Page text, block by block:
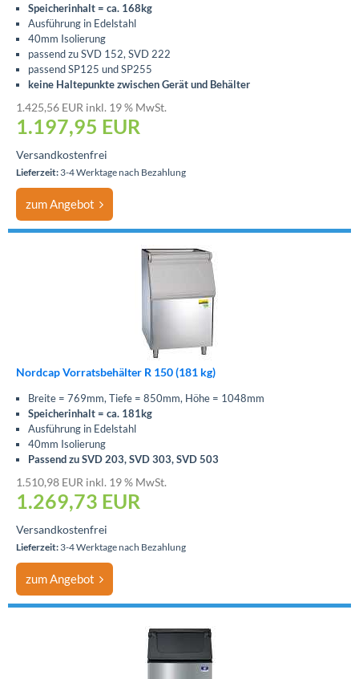
Speicherinhalt = ca. 168kg
Ausführung in Edelstahl
40mm Isolierung
passend zu SVD 152, SVD 222
passend SP125 und SP255
keine Haltepunkte zwischen Gerät und Behälter
1.425,56 EUR inkl. 19 % MwSt.
1.197,95 EUR
Versandkostenfrei
Lieferzeit: 3-4 Werktage nach Bezahlung
zum Angebot
Nordcap Vorratsbehälter R 150 (181 kg)
Breite = 769mm, Tiefe = 850mm, Höhe = 1048mm
Speicherinhalt = ca. 181kg
Ausführung in Edelstahl
40mm Isolierung
Passend zuSVD 203, SVD 303, SVD 503
1.510,98 EUR inkl. 19 % MwSt.
1.269,73 EUR
Versandkostenfrei
Lieferzeit: 3-4 Werktage nach Bezahlung
zum Angebot